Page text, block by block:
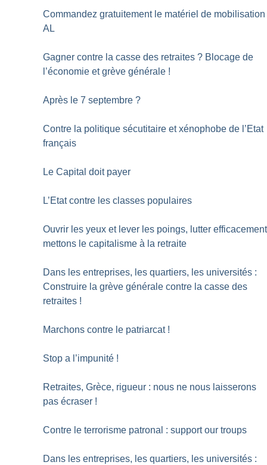
Commandez gratuitement le matériel de mobilisation
AL
Gagner contre la casse des retraites ? Blocage de
l’économie et grève générale !
Après le 7 septembre ?
Contre la politique sécutitaire et xénophobe de l’Etat
français
Le Capital doit payer
L’Etat contre les classes populaires
Ouvrir les yeux et lever les poings, lutter
mettons le capitalisme à la retraite
Dans les entreprises, les quartiers, les universités :
Construire la grève générale contre la casse des
retraites !
Marchons contre le patriarcat !
Stop a l’impunité !
Retraites, Grèce, rigueur : nous ne nous laisserons
pas écraser !
Contre le terrorisme patronal : support our troups
Dans les entreprises, les quartiers, les universités :